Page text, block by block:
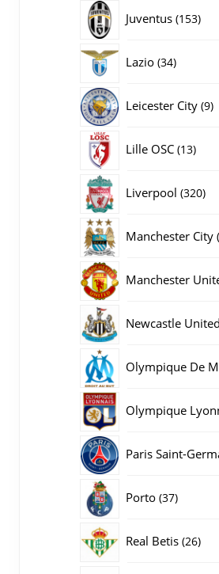
Juventus 153153
Lazio 3434
Leicester City 99
Lille OSC 1313
Liverpool 320320
Manchester City
Manchester
Newcastle United
Olympique De
Olympique
Paris Saint-
Porto 3737
Real Betis 2626